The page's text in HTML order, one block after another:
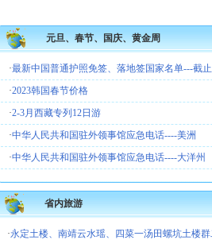
元旦、春节、国庆、黄金周
·最新中国普通护照免签、落地签国家名单---截
·2023韩国春节价格
·2-3月西藏专列12日游
·中华人民共和国驻外领事馆应急电话----美洲
·中华人民共和国驻外领事馆应急电话----大洋州
省内旅游
·永定土楼、南靖云水瑶、四菜一汤田螺坑土楼